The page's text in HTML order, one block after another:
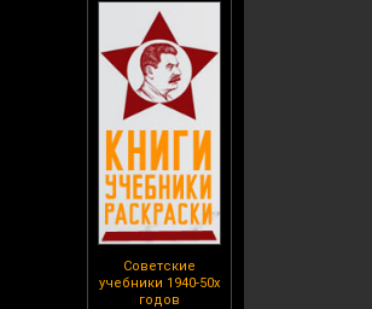
Советские
учебники 1940-50х
годов